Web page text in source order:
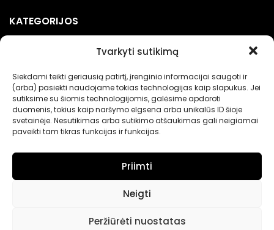
Tvarkyti sutikimą
Siekdami teikti geriausią patirtį, įrenginio informacijai saugoti ir
(arba) pasiekti naudojame tokias technologijas kaip slapukus. Jei
sutiksime su šiomis technologijomis, galėsime apdoroti
duomenis, tokius kaip naršymo elgsena arba unikalūs ID šioje
svetainėje. Nesutikimas arba sutikimo atšaukimas gali neigiamai
paveikti tam tikras funkcijas ir funkcijas.
Priimti
Neigti
Peržiūrėti nuostatas
KATEGORIJOS
Įranga gėrimams
Renginių įranga
Maisto pakavimo įranga
Nerandate norimų prekių?